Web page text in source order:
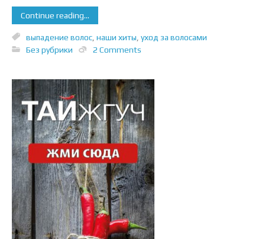
Continue reading...
выпадение волос наши хиты уход за волосами
Без рубрики
2 Comments